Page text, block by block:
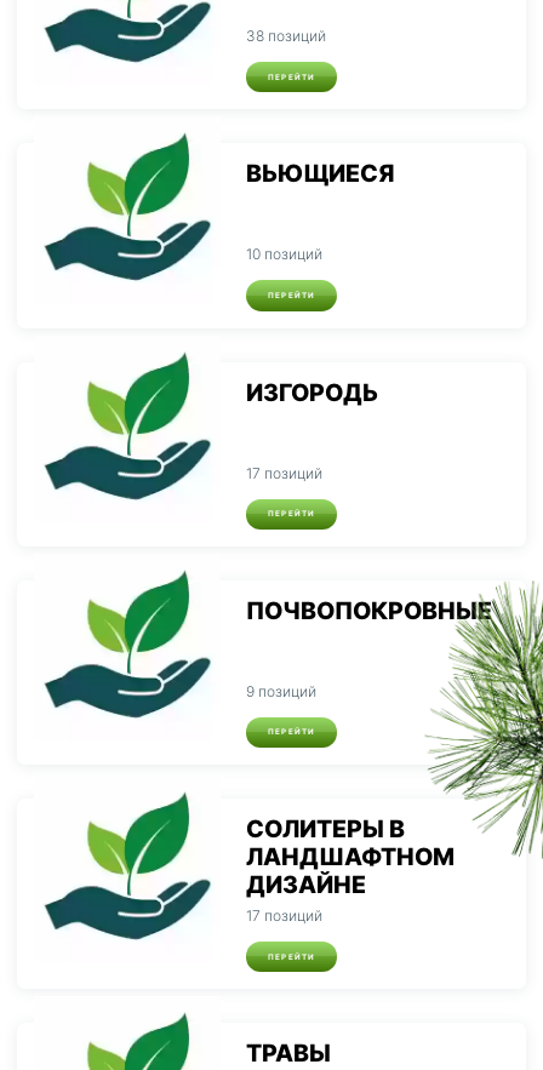
38 позиций
ПЕРЕЙТИ
ВЬЮЩИЕСЯ
10 позиций
ПЕРЕЙТИ
ИЗГОРОДЬ
17 позиций
ПЕРЕЙТИ
ПОЧВОПОКРОВНЫЕ
9 позиций
ПЕРЕЙТИ
СОЛИТЕРЫ В
ЛАНДШАФТНОМ
ДИЗАЙНЕ
17 позиций
ПЕРЕЙТИ
ТРАВЫ